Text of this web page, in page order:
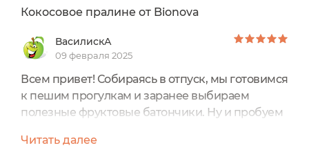
Кокосовое пралине от Bionova
ВасилискА
09 февраля 2025
Всем привет! Собираясь в отпуск, мы готовимся
к пешим прогулкам и заранее выбираем
полезные фруктовые батончики. Ну и пробуем
надо. Сейчас до отпуска пока далеко, зато есть
Читать далее